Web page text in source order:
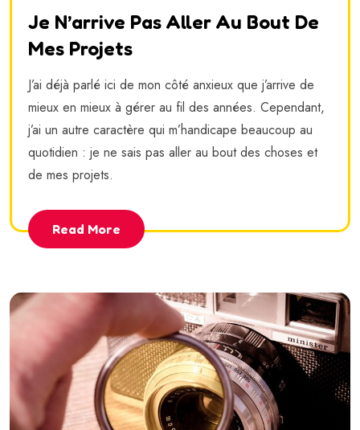
Je N’arrive Pas Aller Au Bout De
Mes Projets
J’ai déjà parlé ici de mon côté anxieux que j’arrive de
mieux en mieux à gérer au fil des années. Cependant,
j’ai un autre caractère qui m’handicape beaucoup au
quotidien : je ne sais pas aller au bout des choses et
de mes projets.
Read More